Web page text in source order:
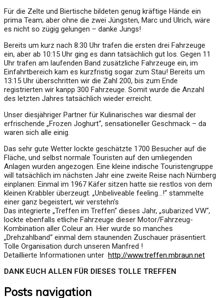
Für die Zelte und Biertische bildeten genug kräftige Hände ein
prima Team; aber ohne die zwei Jüngsten, Marc und Ulrich, wäre
es nicht so zügig gelungen – danke Jungs!
Bereits um kurz nach 8:30 Uhr trafen die ersten drei Fahrzeuge
ein, aber ab 10:15 Uhr ging es dann tatsächlich gut los. Gegen 11
Uhr trafen am laufenden Band zusätzliche Fahrzeuge ein, im
Einfahrtbereich kam es kurzfristig sogar zum Stau! Bereits um
13:15 Uhr überschritten wir die Zahl 200, bis zum Ende
registrierten wir kanpp 300 Fahrzeuge. Somit wurde die Anzahl
des letzten Jahres tatsächlich wieder erreicht.
Unser diesjähriger Partner für Kulinarisches war diesmal der
erfrischende „Frozen Joghurt“, sensationeller Geschmack – da
waren sich alle einig.
Das sehr gute Wetter lockte geschätzte 1700 Besucher auf die
Fläche, und selbst normale Touristen auf den umliegenden
Anlagen wurden angezogen. Eine kleine indische Touristengruppe
will tatsächlich im nächsten Jahr eine zweite Reise nach Nürnberg
einplanen: Einmal im 1967 Käfer sitzen hatte sie restlos von dem
kleinen Krabbler überzeugt. „Unbeliveable feeling…!“ stammelte
einer ganz begeistert, wir verstehn’s
Das integrierte „Treffen im Treffen“ dieses Jahr, „subarized VW“,
lockte ebenfalls etliche Fahrzeuge dieser Motor/Fahrzeug-
Kombination aller Coleur an. Hier wurde so manches
„Drehzahlband“ einmal dem staunenden Zuschauer präsentiert.
Tolle Organisation durch unseren Manfred !
Detaillierte Informationen unter http://www.treffen.mbraun.net
DANK EUCH ALLEN FÜR DIESES TOLLE TREFFEN
Posts navigation